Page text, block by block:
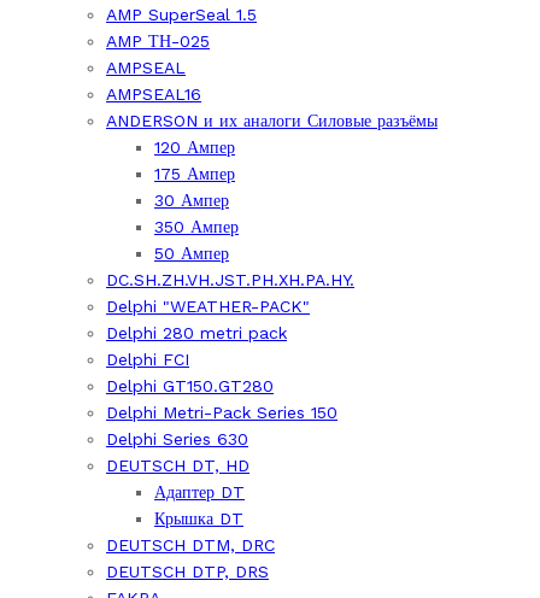
AMP SuperSeal 1.5
AMP ТН-025
AMPSEAL
AMPSEAL16
ANDERSON и их аналоги Силовые разъёмы
120 Ампер
175 Ампер
30 Ампер
350 Ампер
50 Ампер
DC.SH.ZH.VH.JST.PH.XH.PA.HY.
Delphi "WEATHER-PACK"
Delphi 280 metri pack
Delphi FCI
Delphi GT150.GT280
Delphi Metri-Pack Series 150
Delphi Series 630
DEUTSCH DT, HD
Адаптер DT
Крышка DT
DEUTSCH DTM, DRC
DEUTSCH DTP, DRS